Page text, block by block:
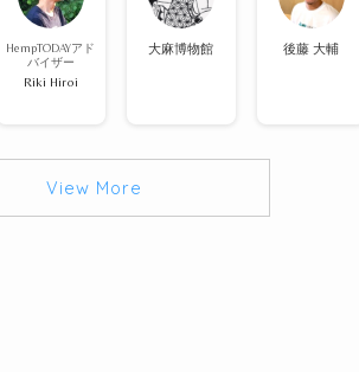
HempTODAYアド
バイザー
Riki Hiroi
大麻博物館 後藤 大輔
View More